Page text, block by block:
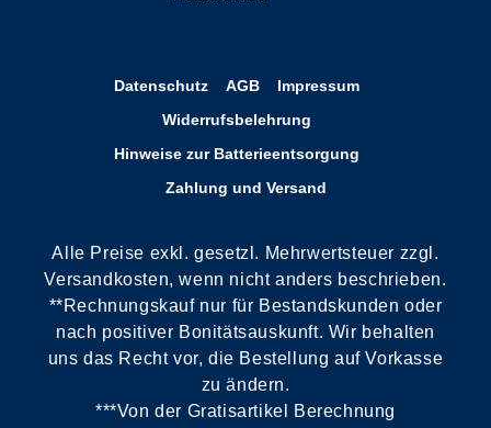
Datenschutz AGB
Impressum
Widerrufsbelehrung
Hinweise zur Batterieentsorgung
Zahlung und Versand
Alle Preise exkl. gesetzl. Mehrwertsteuer zzgl.
Versandkosten, wenn nicht anders beschrieben.
**Rechnungskauf nur für Bestandskunden oder
nach positiver Bonitätsauskunft. Wir behalten
uns das Recht vor, die Bestellung auf Vorkasse
zu ändern.
***Von der Gratisartikel Berechnung